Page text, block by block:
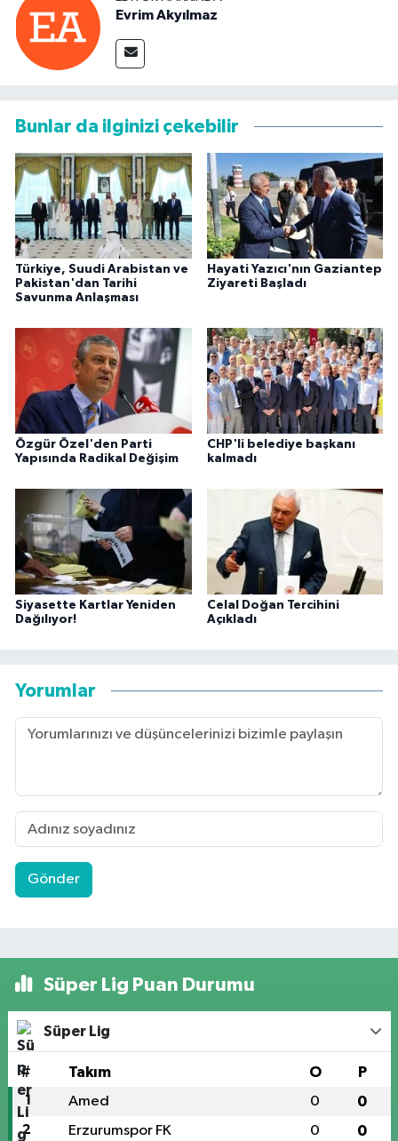
Evrim Akyılmaz
Bunlar da ilginizi çekebilir
Türkiye, Suudi Arabistan ve
Pakistan'dan Tarihi
Savunma Anlaşması
Hayati Yazıcı'nın Gaziantep
Ziyareti Başladı
Özgür Özel'den Parti
Yapısında Radikal Değişim
CHP'li belediye başkanı
kalmadı
Siyasette Kartlar Yeniden
Dağılıyor!
Celal Doğan Tercihini
Açıkladı
Yorumlar
Gönder
Süper Lig Puan Durumu
Süper Lig
# Takım O P
1 Amed 0 0
2 Erzurumspor FK 0 0